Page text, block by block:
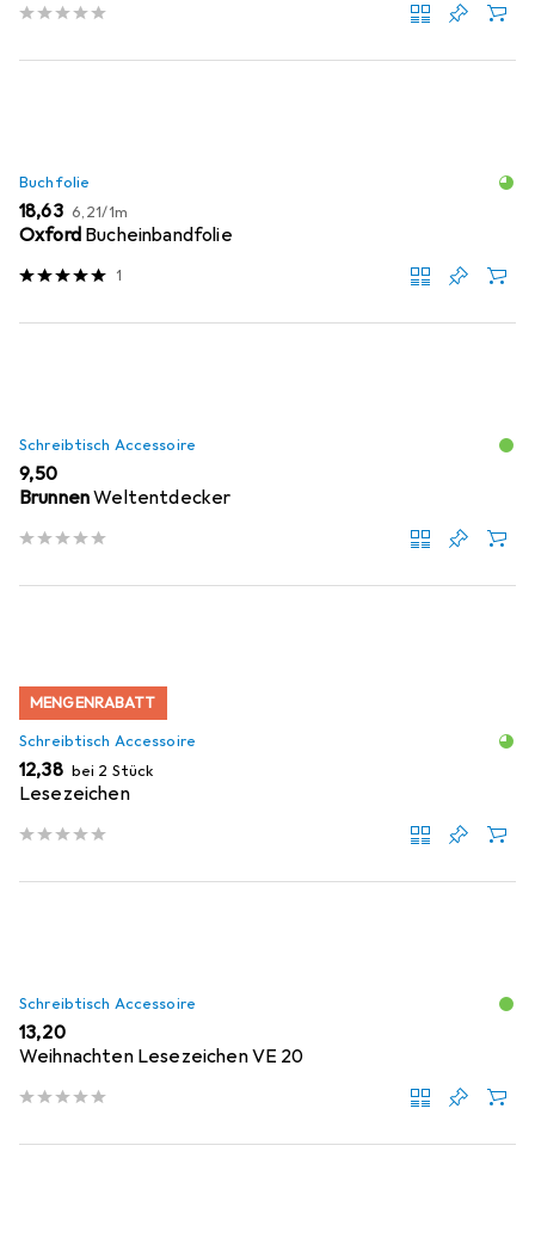
Buchfolie
EUR
18,63 EUR
6,21/1m
Oxford Bucheinbandfolie
1
Schreibtisch Accessoire
EUR
9,50
BrunnenWeltentdecker
MENGENRABATT
Schreibtisch Accessoire
EUR
12,38 bei 2 Stück
Lesezeichen
Schreibtisch Accessoire
EUR
13,20
Weihnachten Lesezeichen VE 20